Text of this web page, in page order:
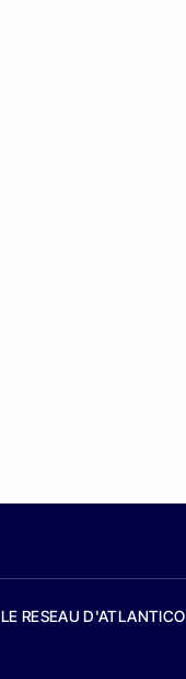
LE RESEAU D'ATLANTICO